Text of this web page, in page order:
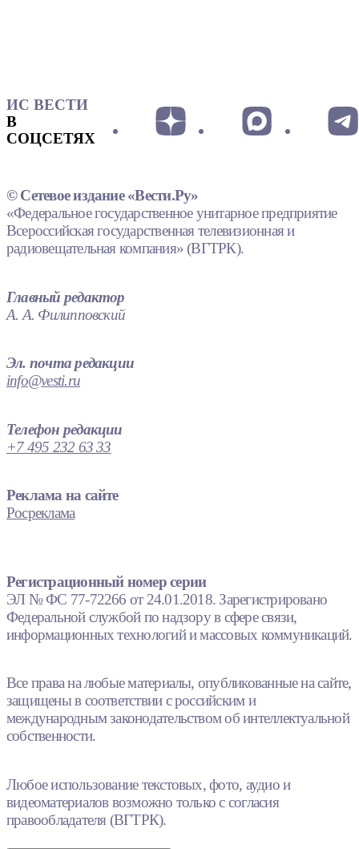
ИС ВЕСТИ
В
СОЦСЕТЯХ
© Сетевое издание «Вести.Ру»
«Федеральное государственное унитарное предприятие
Всероссийская государственная телевизионная и
радиовещательная компания» (ВГТРК).
Главный редактор
А. А. Филипповский
Эл. почта редакции
info@vesti.ru
Телефон редакции
+7 495 232 63 33
Реклама на сайте
Росреклама
Регистрационный номер серии
ЭЛ № ФС 77-72266 от 24.01.2018. Зарегистрировано
Федеральной службой по надзору в сфере связи,
информационных технологий и массовых коммуникаций.
Все права на любые материалы, опубликованные на сайте,
защищены в соответствии с российским и
международным законодательством об интеллектуальной
собственности.
Любое использование текстовых, фото, аудио и
видеоматериалов возможно только с согласия
правообладателя (ВГТРК).